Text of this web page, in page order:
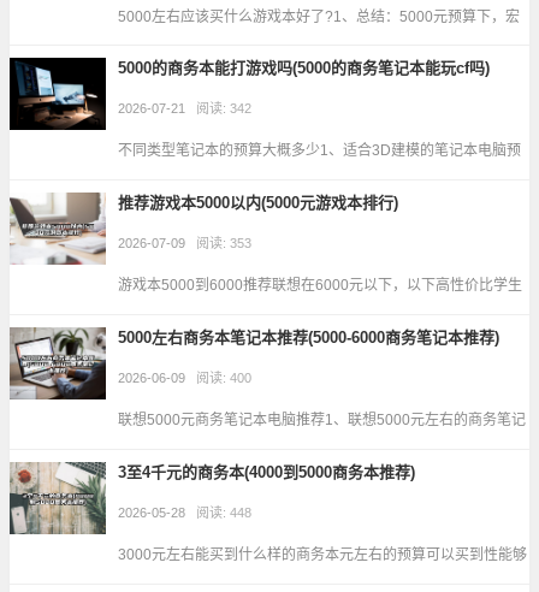
5000左右应该买什么游戏本好了?1、总结：5000元预算下，宏
5000的商务本能打游戏吗(5000的商务笔记本能玩cf吗)
2026-07-21 阅读: 342
不同类型笔记本的预算大概多少1、适合3D建模的笔记本电脑预
推荐游戏本5000以内(5000元游戏本排行)
2026-07-09 阅读: 353
游戏本5000到6000推荐联想在6000元以下，以下高性价比学生
5000左右商务本笔记本推荐(5000-6000商务笔记本推荐)
2026-06-09 阅读: 400
联想5000元商务笔记本电脑推荐1、联想5000元左右的商务笔记
3至4千元的商务本(4000到5000商务本推荐)
2026-05-28 阅读: 448
3000元左右能买到什么样的商务本元左右的预算可以买到性能够